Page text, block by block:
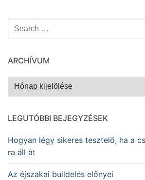
Keresése:
ARCHÍVUM
Archívum
LEGUTÓBBI BEJEGYZÉSEK
Hogyan légy sikeres tesztelő, ha a
ra áll át
Az éjszakai buildelés előnyei